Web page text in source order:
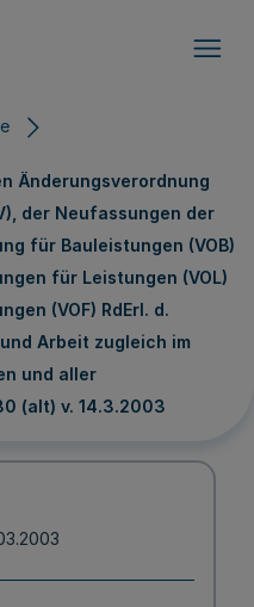
Änderungsverordnung
der Neufassungen der
für Bauleistungen (VOB)
für Leistungen (VOL)
(VOF) RdErl. d.
Arbeit zugleich im
und aller
(alt) v. 14.3.2003